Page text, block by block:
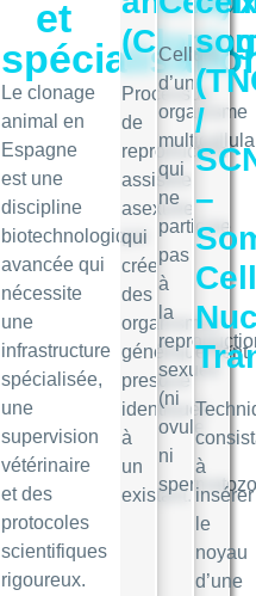
et
Le clonage
animal en
Espagne
est une
discipline
biotechnologique
avancée qui
nécessite
une
infrastructure
spécialisée,
une
supervision
vétérinaire
et des
protocoles
scientifiques
rigoureux.
Processus
de
reproduction
assistée
asexuée
qui
crée
des
organismes
génétiquement
presque
identiques
à
un
existant.
Cellule
d’un
organisme
qui
ne
participe
pas
à
la
sexuée
(ni
ovule
ni
/
–
à
insérer
le
noyau
d’une